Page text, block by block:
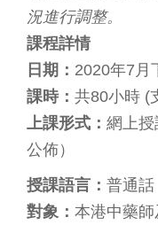
況進行調整。
課程詳情
日期： 2020年7月
課時： 共80小時 (
上課形式： 網上
公佈）
授課語言： 普通話
對象： 本港中藥